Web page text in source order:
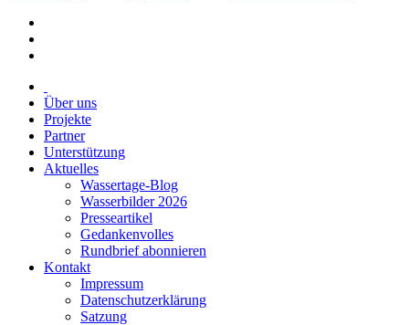
Über uns
Projekte
Partner
Unterstützung
Aktuelles
Wassertage-Blog
Wasserbilder 2026
Presseartikel
Gedankenvolles
Rundbrief abonnieren
Kontakt
Impressum
Datenschutzerklärung
Satzung